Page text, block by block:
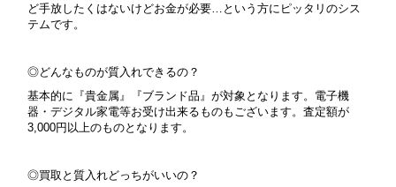
ど手放したくはないけどお金が必要…という方にピッタリのシス
テムです。
◎どんなものが質入れできるの？
基本的に『貴金属』『ブランド品』が対象となります。 電子機
器・デジタル家電等お受け出来るものもございます。査定額が
3,000円以上のものとなります。
◎買取と質入れどっちがいいの？